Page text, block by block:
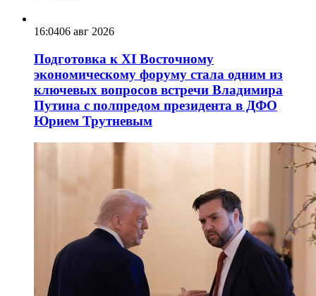
16:0406 авг 2026
Подготовка к XI Восточному
экономическому форуму стала одним из
ключевых вопросов встречи Владимира
Путина с полпредом президента в ДФО
Юрием Трутневым